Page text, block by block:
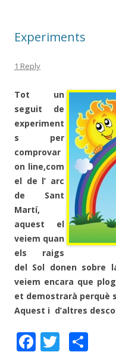
k
Experiments
1 Reply
Tot un
seguit de
experiment
s per
comprovar
on line,com
el de l’ arc
de Sant
Martí,
aquest el
veiem quan
els raigs
del Sol donen sobre
veiem encara que
et demostrarà perquè
Aquest i d’altres
F T